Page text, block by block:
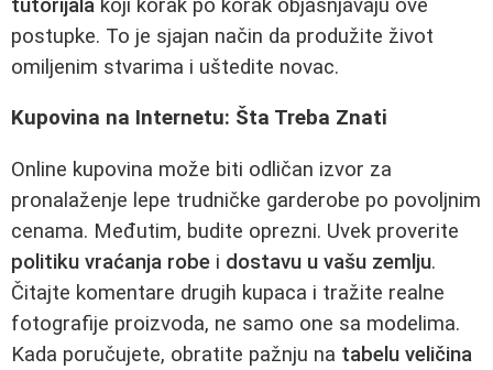
tutorijala koji korak po korak objašnjavaju ove
postupke. To je sjajan način da produžite život
omiljenim stvarima i uštedite novac.
Kupovina na Internetu: Šta Treba Znati
Online kupovina može biti odličan izvor za
pronalaženje lepe trudničke garderobe po povoljnim
cenama. Međutim, budite oprezni. Uvek proverite
politiku vraćanja robe i dostavu u vašu zemlju.
Čitajte komentare drugih kupaca i tražite realne
fotografije proizvoda, ne samo one sa modelima.
Kada poručujete, obratite pažnju na tabelu veličina